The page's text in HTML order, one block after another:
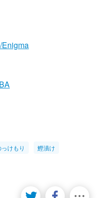
Enigma
けもり 鰹漬け